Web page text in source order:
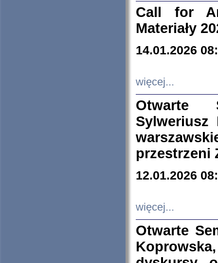
Call for
Materiały
14.01.2026
więcej...
Otwarte
Sylweriusz
przestrzeni
12.01.2026
więcej...
Otwarte